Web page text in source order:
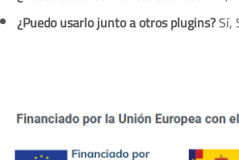
¿Puedo usarlo junto a otros plugins?Sí,